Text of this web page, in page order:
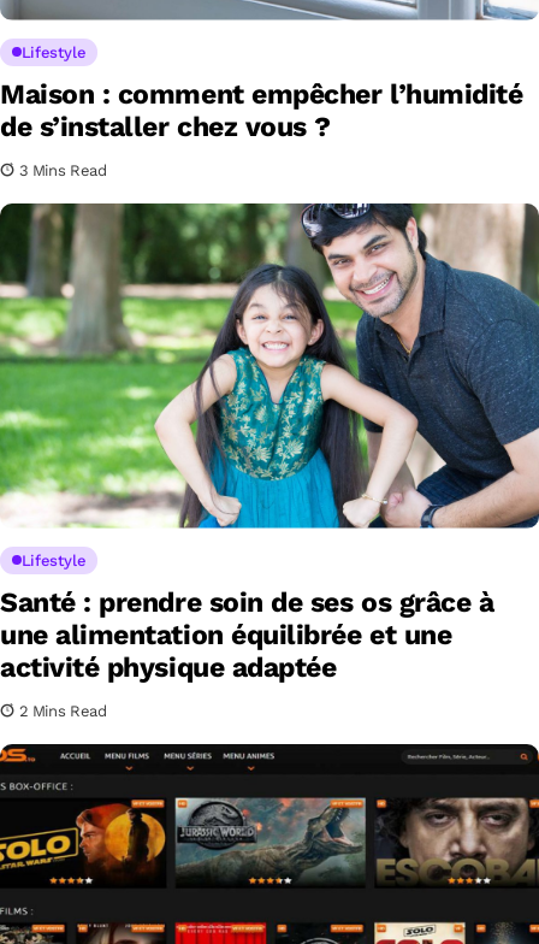
Lifestyle
Maison : comment empêcher l’humidité
de s’installer chez vous ?
3 Mins Read
Lifestyle
Santé : prendre soin de ses os grâce à
une alimentation équilibrée et une
activité physique adaptée
2 Mins Read